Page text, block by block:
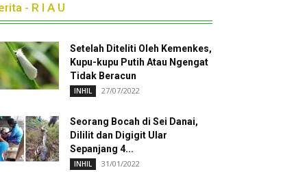
- R I A U
Setelah Diteliti Oleh Kemenkes,
Kupu-kupu Putih Atau Ngengat
Tidak Beracun
INHIL 27/07/2022
Seorang Bocah di Sei Danai,
Dililit dan Digigit Ular
Sepanjang 4...
INHIL 31/01/2022